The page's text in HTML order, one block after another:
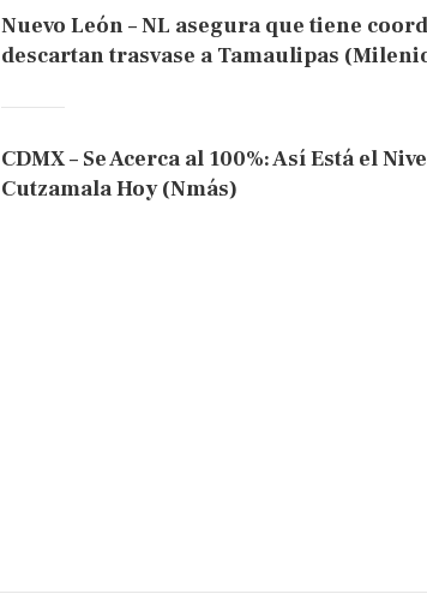
Nuevo León – NL asegura que tiene
descartan trasvase a Tamaulipas
CDMX – Se Acerca al 100%: Así Está el
Cutzamala Hoy (Nmás)